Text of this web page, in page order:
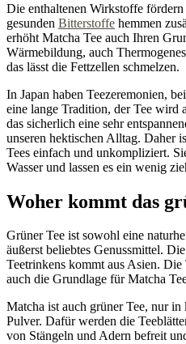
Die enthaltenen Wirkstoffe
gesunden Bitterstoffe hemmen
erhöht Matcha Tee auch Ihren
Wärmebildung, auch
das lässt die Fettzellen schmelzen.
In Japan haben Teezeremonien,
eine lange Tradition, der Tee wird
das sicherlich eine sehr
unseren hektischen Alltag. Daher
Tees einfach und unkompliziert.
Wasser und lassen es ein wenig
Woher kommt das
Grüner Tee ist sowohl eine
äußerst beliebtes Genussmittel.
Teetrinkens kommt aus Asien.
auch die Grundlage für Matcha
Matcha ist auch grüner Tee, nur
Pulver. Dafür werden die
von Stängeln und Adern befreit